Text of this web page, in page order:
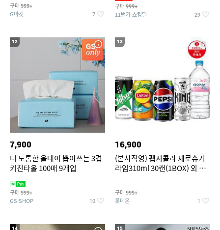
구매 999+
G마켓 7
구매 999+
11번가 쇼킹딜 29
12
7,900
더 도톰한 올데이 뽑아쓰는 3겹
키친타올 100매 9개입
구매 999+
GS SHOP 10
13
16,900
(본사직영) 펩시콜라 제로슈거
라임310ml 30캔(1BOX) 외 롯
구매 999+
롯데온 1
14 15